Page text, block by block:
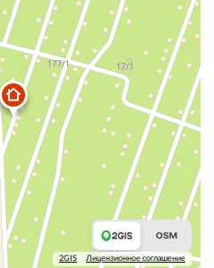
2GIS Лицензионное соглашение